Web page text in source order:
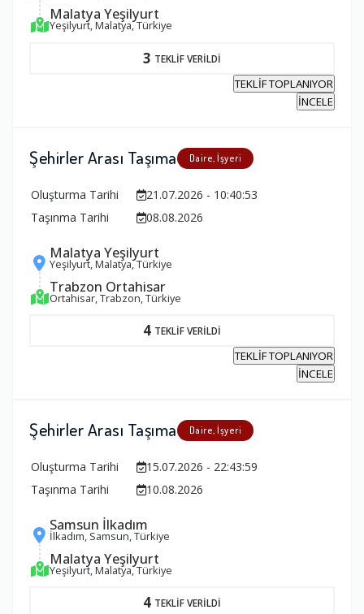
Malatya Yeşilyurt
Yeşilyurt, Malatya, Türkiye
3 TEKLİF VERİLDİ
TEKLİF TOPLANIYOR
İNCELE
Şehirler Arası Taşıma Daire, İşyeri
Oluşturma Tarihi
21.07.2026 - 10:40:53
Taşınma Tarihi
08.08.2026
Malatya Yeşilyurt
Yeşilyurt, Malatya, Türkiye
Trabzon Ortahisar
Ortahisar, Trabzon, Türkiye
4 TEKLİF VERİLDİ
TEKLİF TOPLANIYOR
İNCELE
Şehirler Arası Taşıma Daire, İşyeri
Oluşturma Tarihi
15.07.2026 - 22:43:59
Taşınma Tarihi
10.08.2026
Samsun İlkadım
İlkadım, Samsun, Türkiye
Malatya Yeşilyurt
Yeşilyurt, Malatya, Türkiye
4 TEKLİF VERİLDİ